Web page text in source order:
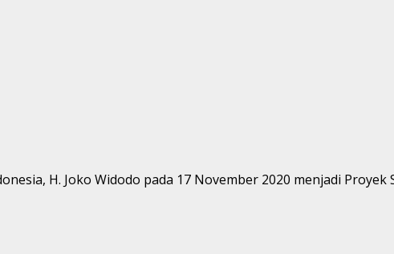
H. Joko Widodo pada 17 November 2020 menjadi Proyek